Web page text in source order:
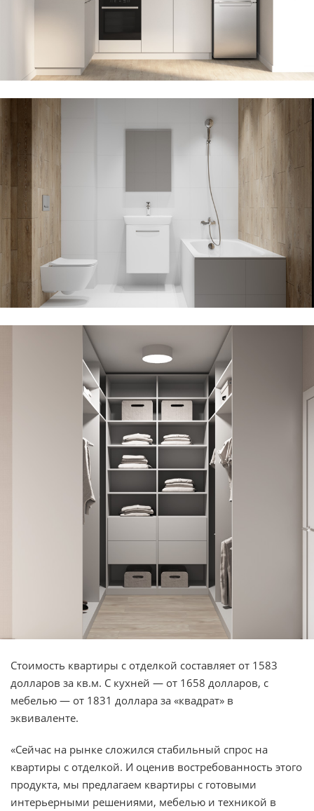
Стоимость квартиры с отделкой составляет от 1583
долларов за кв.м. С кухней — от 1658 долларов, с
мебелью — от 1831 доллара за «квадрат» в
эквиваленте.
«Сейчас на рынке сложился стабильный спрос на
квартиры с отделкой. И оценив востребованность этого
продукта, мы предлагаем квартиры с готовыми
интерьерными решениями, мебелью и техникой в